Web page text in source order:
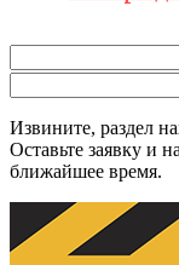
Извините, раздел
Оставьте заявку и
ближайшее время.